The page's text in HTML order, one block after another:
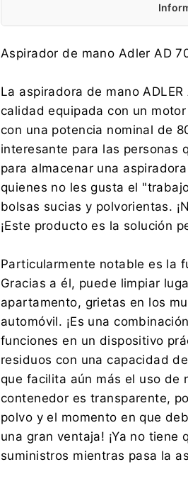
Fabricante:
Importador:
Aspirador de mano Adler AD
La aspiradora de mano
calidad equipada con un
con una potencia nominal de
interesante para las personas
para almacenar una
quienes no les gusta el
bolsas sucias y polvorientas.
¡Este producto es la solución
Particularmente notable es la
Gracias a él, puede limpiar
apartamento, grietas en los
automóvil. ¡Es una
funciones en un dispositivo
residuos con una capacidad
que facilita aún más el uso de
contenedor es transparente,
polvo y el momento en que
una gran ventaja! ¡Ya no tiene
suministros mientras pasa la